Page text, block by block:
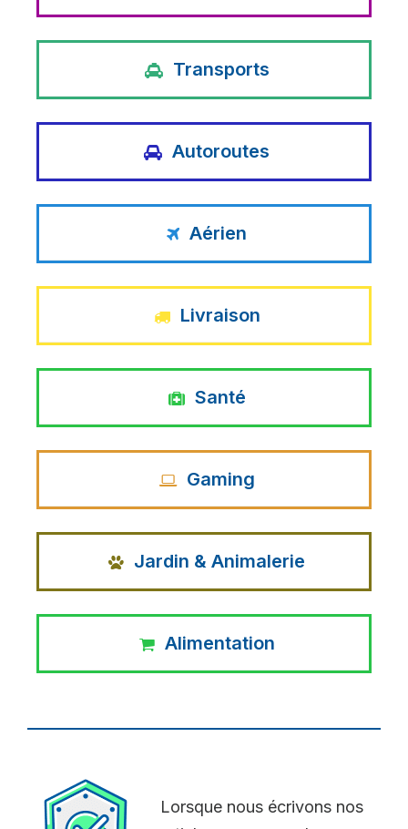
Transports
Autoroutes
Aérien
Livraison
Santé
Gaming
Jardin & Animalerie
Alimentation
Lorsque nous écrivons nos